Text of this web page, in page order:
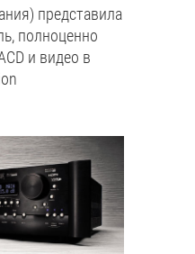
представила
полноценно
и видео в